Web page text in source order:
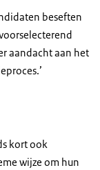
beseften
aandacht aan het
kort ook
wijze om hun